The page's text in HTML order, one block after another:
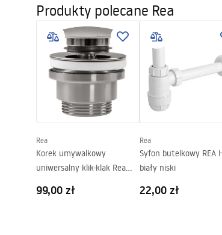
Długość:
Szerokość (mm):
Wysokość (mm):
Głębokość (mm):
Kształt:
Otwór na baterię:
Otwór przelewowy
Basin.pdf
Produkty polecane Rea
Rea
Korek umywalkowy
uniwersalny klik-klak Rea
99,00 zł
Rea
Syfon butelkowy REA
biały niski
22,00 zł